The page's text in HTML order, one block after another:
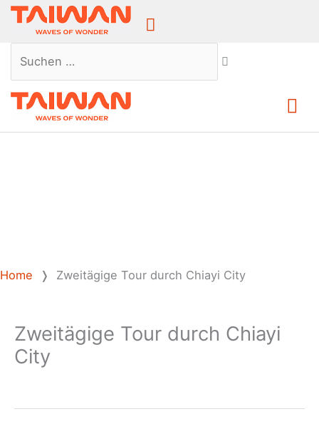
Above
Suchen …
Home ❭ Zweitägige Tour durch Chiayi City
Zweitägige Tour durch Chiayi
City